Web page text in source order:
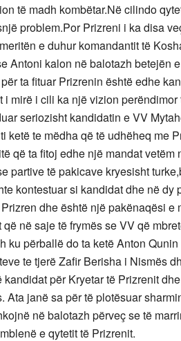
të madh kombëtar.Në cilindo
problem.Por Prizreni i ka disa
e duhur komandantit të
Antoni kalon në balotazh betejën
ta fituar Prizrenin është edhe
mirë i cili ka një vizion
seriozisht kandidatin e VV
ketë te mëdha që të udhëheq me
që ta fitoj edhe një mandat vetëm
partive të pakicave kryesisht
kontestuar si kandidat dhe në dy
dhe është një pakënaqësi e
në saje të frymës se VV që
ku përballë do ta ketë Anton
te tjerë Zafir Berisha i Nismës
për Kryetar të Prizrenit
Ata janë sa për të plotësuar
në balotazh përveç se të
e qytetit të Prizrenit.